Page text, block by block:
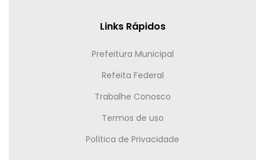
Links Rápidos
Prefeitura Municipal
Refeita Federal
Trabalhe Conosco
Termos de uso
Política de Privacidade